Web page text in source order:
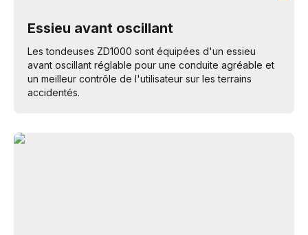
Essieu avant oscillant
Les tondeuses ZD1000 sont équipées d'un essieu
avant oscillant réglable pour une conduite agréable et
un meilleur contrôle de l'utilisateur sur les terrains
accidentés.